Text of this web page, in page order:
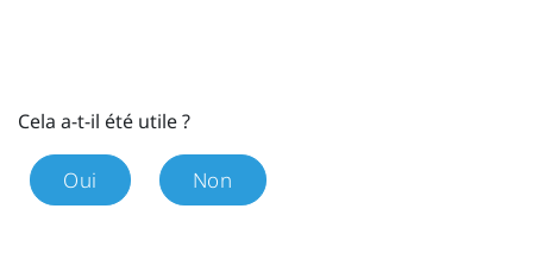
Cela a-t-il été utile ?
Oui Non